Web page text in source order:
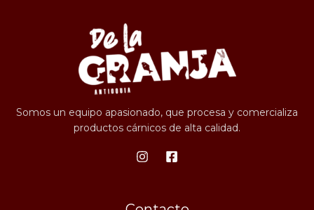
Somos un equipo apasionado, que procesa y comercializa
productos cárnicos de alta calidad.